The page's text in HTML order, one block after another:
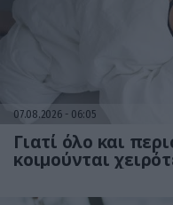
07.08.2026 06:05
Γιατί όλο και
κοιμούνται